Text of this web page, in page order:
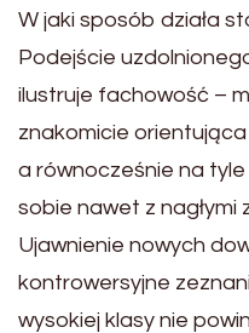
W jaki sposób działa
Podejście
ilustruje fachowość –
znakomicie
a równocześnie na
sobie nawet z nagłymi
Ujawnienie nowych
kontrowersyjne
wysokiej klasy nie